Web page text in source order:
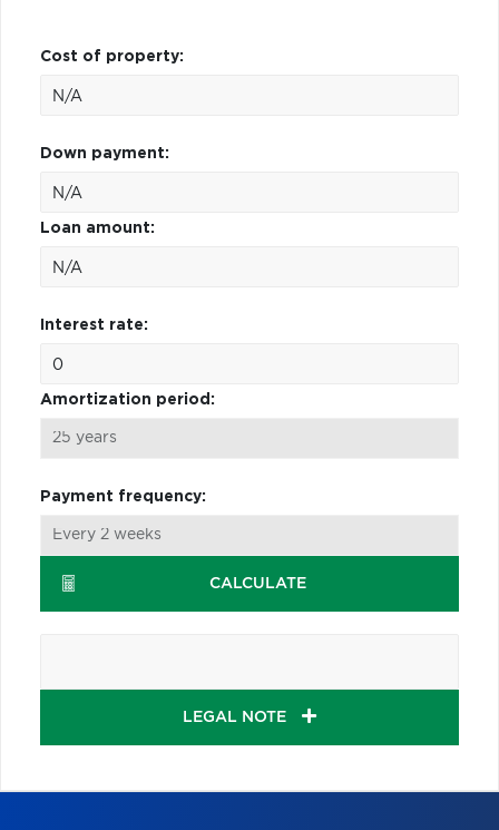
Cost of property:
Down payment:
Loan amount:
Interest rate:
Amortization period:
Payment frequency:
CALCULATE
LEGAL NOTE